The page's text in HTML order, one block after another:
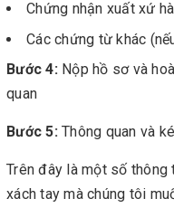
Chứng nhận xuất xứ
Các chứng từ khác
Bước 4: Nộp hồ sơ và
quan
Bước 5: Thông quan và
Trên đây là một số thông
xách tay mà chúng tôi